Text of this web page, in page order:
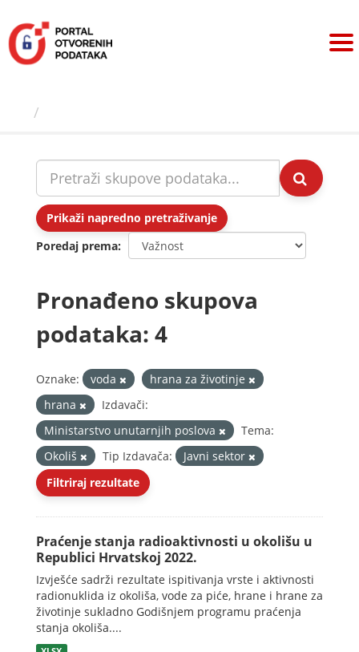
sadržaj
Prikaži napredno pretraživanje
Poredaj prema
Pronađeno skupova
podataka: 4
Oznake: voda
hrana za životinje
hrana
Izdavači:
Ministarstvo unutarnjih poslova
Tema:
Okoliš
Tip Izdavača:
Javni sektor
Filtriraj rezultate
Praćenje stanja radioaktivnosti u okolišu u
Republici Hrvatskoj 2022.
Izvješće sadrži rezultate ispitivanja vrste i aktivnosti
radionuklida iz okoliša, vode za piće, hrane i hrane za
životinje sukladno Godišnjem programu praćenja
stanja okoliša....